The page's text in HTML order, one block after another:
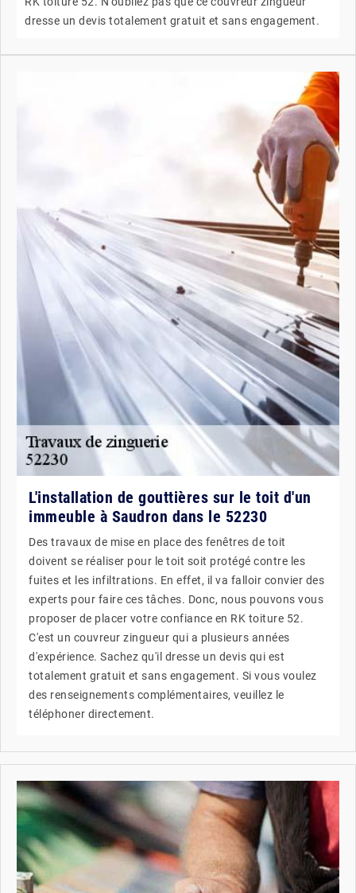
dresse un devis totalement gratuit et sans engagement.
L'installation de gouttières sur le toit d'un
immeuble à Saudron dans le 52230
Des travaux de mise en place des fenêtres de toit
doivent se réaliser pour le toit soit protégé contre les
fuites et les infiltrations. En effet, il va falloir convier des
experts pour faire ces tâches. Donc, nous pouvons vous
proposer de placer votre confiance en RK toiture 52.
C'est un couvreur zingueur qui a plusieurs années
d'expérience. Sachez qu'il dresse un devis qui est
totalement gratuit et sans engagement. Si vous voulez
des renseignements complémentaires, veuillez le
téléphoner directement.